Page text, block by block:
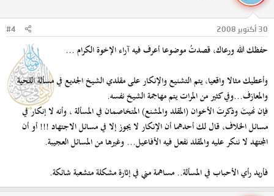
30 أكتوبر 2008 #4
حفظك الله ورعاك، قصدتُ موضوعا أعرف فيه آراء الإخوة الكرام ...
وأعطيك مثالا واقعيا، يتم التشنيع والإنكار على مقلدي الشيخ الجديع في مسألة اللحية
والمعازف...وفي كثير من المرات يتم مهاجمة الشيخ نفسه.
فإن نهيتَ وذكرتَ الأخوان (المقلد والمشنع) المتخاصمان في المسألة ، وأنه لا إنكار في
مسائل الخلاف، قال لك أحدهما أن الإنكار لا يجوز إلا في مسائل الاجتهاد !!! أو أن
المجتهد لا ننكر عليه والمقلد نفعل فيه الأفاعيل... وغيرها من المسائل العجيبة.
فأريد رأي الأحباب في المسألة.. مساهمة مني في إثارة مشكلة متشعبة شائكة.